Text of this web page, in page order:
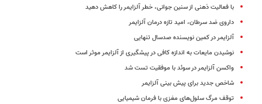
با فعالیت ذهنی از سنین جوانی، خطر آلزایمر را کاهش دهید
داروی ضد سرطان، امید تازه درمان آلزایمر
آلزایمر در کمین نویسنده صدسال تنهایی
نوشیدن مایعات به اندازه کافی در پیشگیری از آلزایمر موثر است
واکسن آلزایمر در سوئد با موفقیت تست شد
شاخص جدید برای پیش بینی آلزایمر
توقف مرگ سلول‌های مغزی با فرمان شیمیایی